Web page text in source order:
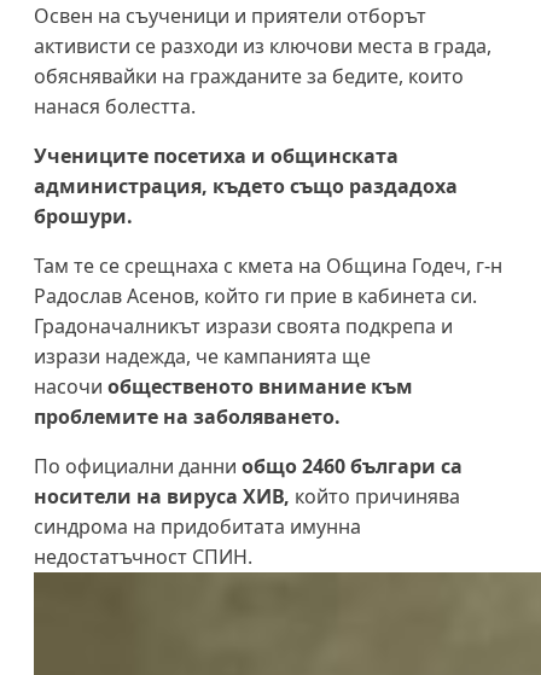
Освен на съученици и приятели отборът
активисти се разходи из ключови места в града,
обяснявайки на гражданите за бедите, които
нанася болестта.
Учениците посетиха и общинската
администрация, където също раздадоха
брошури.
Там те се срещнаха с кмета на Община Годеч, г-н
Радослав Асенов, който ги прие в кабинета си.
Градоначалникът изрази своята подкрепа и
изрази надежда, че кампанията ще
насочи общественото внимание към
проблемите на заболяването.
По официални данни общо 2460 българи са
носители на вируса ХИВ, който причинява
синдрома на придобитата имунна
недостатъчност СПИН.